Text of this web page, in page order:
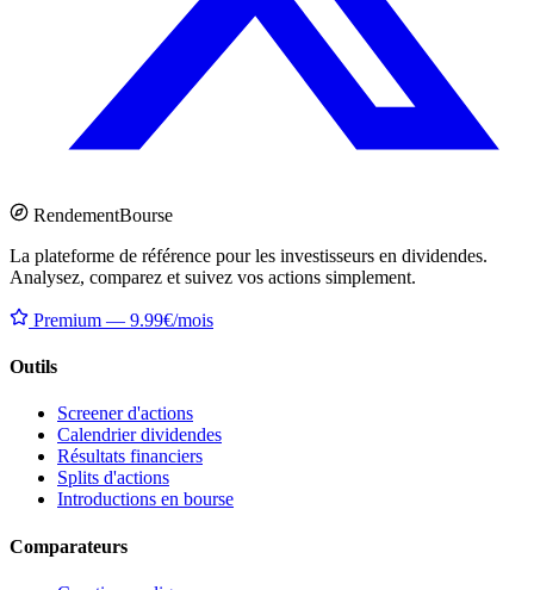
RendementBourse
La plateforme de référence pour les investisseurs en dividendes.
Analysez, comparez et suivez vos actions simplement.
Premium — 9.99€/mois
Outils
Screener d'actions
Calendrier dividendes
Résultats financiers
Splits d'actions
Introductions en bourse
Comparateurs